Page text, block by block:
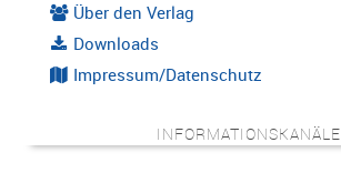
Über den Verlag
Downloads
Impressum/Datenschutz
INFORMATIONSKANÄLE